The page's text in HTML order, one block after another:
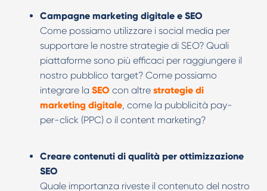
Campagne marketing digitale e SEO
Come possiamo utilizzare i social media per
supportare le nostre strategie di SEO? Quali
piattaforme sono più efficaci per raggiungere il
nostro pubblico target? Come possiamo
integrare la SEO con altre strategie di
marketing digitale, come la pubblicità pay-
per-click (PPC) o il content marketing?
Creare contenuti di qualità per ottimizzazione
SEO
Quale importanza riveste il contenuto del nostro